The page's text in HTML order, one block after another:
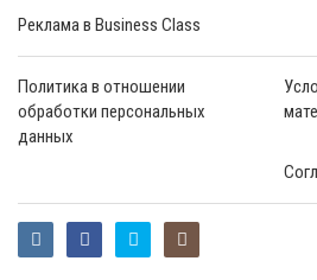
Реклама в Business Class
Политика в отношении
обработки персональных
данных